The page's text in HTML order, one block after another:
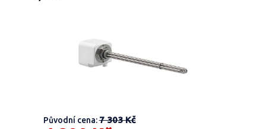
Původní cena:7 303 Kč